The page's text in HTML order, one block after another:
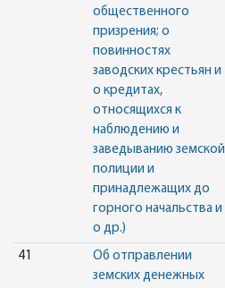
общественного
призрения; о
повинностях
заводских крестьян и
о кредитах,
относящихся к
наблюдению и
заведыванию земской
полиции и
принадлежащих до
горного начальства и
о др.)
41
Об отправлении
земских денежных